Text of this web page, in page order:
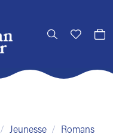
/ Jeunesse /
Romans